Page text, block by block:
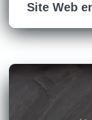
Site Web